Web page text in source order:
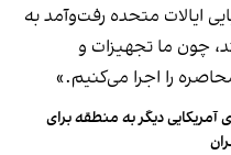
ایالات متحده رفت‌وآمد به
چون ما تجهیزات و
را اجرا می‌کنیم.»
آمریکایی دیگر به منطقه برای